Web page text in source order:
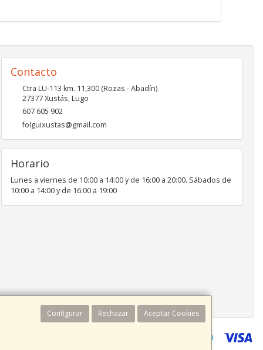
Configurar Rechazar Aceptar Cookies
Contacto
Ctra LU-113 km. 11,300 (Rozas - Abadín)
27377Xustás,Lugo
607 605 902
folguixustas@gmail.com
Horario
Lunes a viernes de 10:00 a 14:00 y de 16:00 a 20:00. Sábados de
10:00 a 14:00 y de 16:00 a 19:00